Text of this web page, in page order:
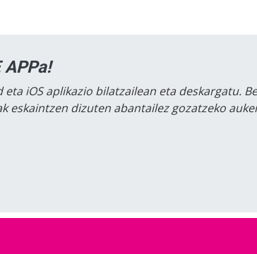
APPa!
iOS aplikazio bilatzailean eta deskargatu.
eskaintzen dizuten abantailez gozatzeko